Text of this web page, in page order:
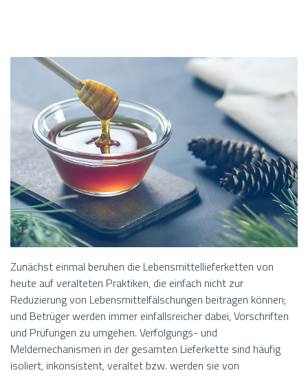
Zunächst einmal beruhen die Lebensmittellieferketten von
heute auf veralteten Praktiken, die einfach nicht zur
Reduzierung von Lebensmittelfälschungen beitragen können;
und Betrüger werden immer einfallsreicher dabei, Vorschriften
und Prüfungen zu umgehen. Verfolgungs- und
Meldemechanismen in der gesamten Lieferkette sind häufig
isoliert, inkonsistent, veraltet bzw. werden sie von